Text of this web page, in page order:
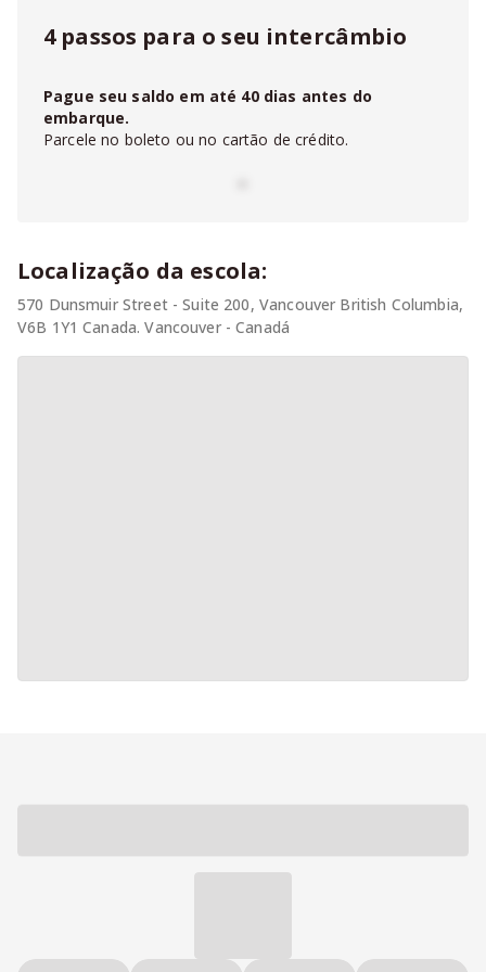
4 passos para o seu intercâmbio
Pague seu saldo em até 40dias antes do
embarque.
Parcele no boleto ou no cartão de crédito.
Localização da escola:
570 Dunsmuir Street - Suite 200, Vancouver British Columbia,
V6B 1Y1 Canada. Vancouver - Canadá